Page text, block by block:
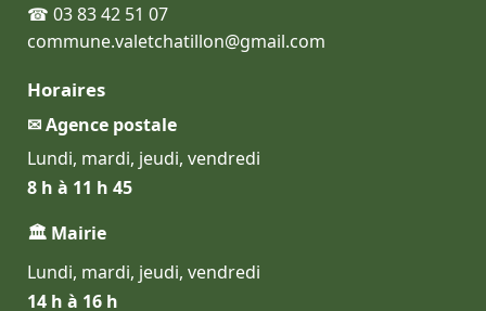
☎ 03 83 42 51 07
commune.valetchatillon@gmail.com
Horaires
✉ Agence postale
Lundi, mardi, jeudi, vendredi
8 h à 11 h 45
🏛 Mairie
Lundi, mardi, jeudi, vendredi
14 h à 16 h